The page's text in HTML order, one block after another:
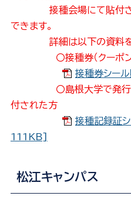
接種会場にて貼付され
できます。
詳細は以下の資料をご
〇接種券（クーポン券
接種券シー
〇島根大学で発行し
付された方
接種記録証
111KB]
松江キャンパス